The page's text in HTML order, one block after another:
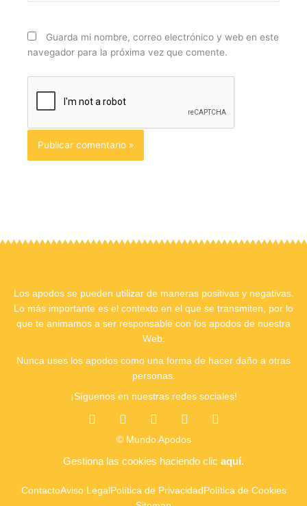
Guarda mi nombre, correo electrónico y web en este
navegador para la próxima vez que comente.
Los apodos se pueden utilizar de maneras positivas y negativas.
Lo más importante es el contexto en el que se transmiten, por lo
que te animamos a ser responsable con los apodos de nuestra
Web.
Nunca uses los apodos como una forma de hacer daño a otras
personas.
¡Síguenos en nuestras redes sociales!
T
i
o
I
n
s
a
r
a
F
a
c
b
o
k
T
w
i
t
r
Y
o
u
e
© Mundo Apodos
Gestiona las cookies haciendo clic aquí.
ContactoAviso LegalPolítica de PrivacidadPolítica de Cookies